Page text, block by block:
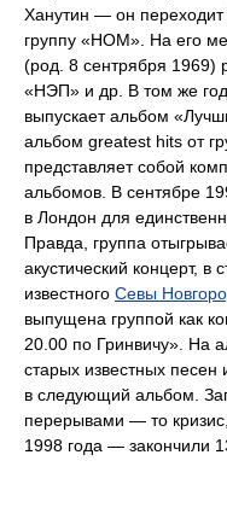
Ханутин — он переходит
группу «НОМ». На его
(род. 8 сентрября 1969)
«НЭП» и др. В том же
выпускает альбом
альбом greatest hits от
представляет собой
альбомов. В сентябре
в Лондон для
Правда, группа
акустический концерт, в
известного Севы
выпущена группой как
20.00 по Гринвичу». На
старых известных
в следующий альбом.
перерывами — то
1998 года — закончили